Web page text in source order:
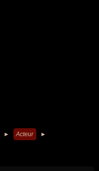
► Acteur ►